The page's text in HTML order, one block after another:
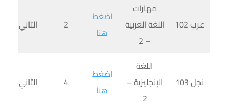
عرب 102
مهارات
اللغة العربية
– 2
اضغط
هنا
2 الثاني
نجل 103
اللغة
الإنجليزية –
2
اضغط
هنا
4 الثاني